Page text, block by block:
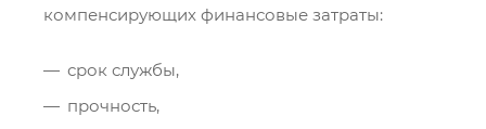
компенсирующих финансовые затраты:
срок службы,
прочность,